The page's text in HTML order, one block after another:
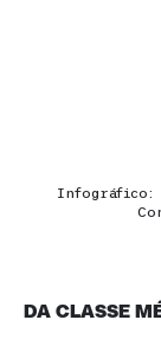
Infográfico:
DA CLASSE